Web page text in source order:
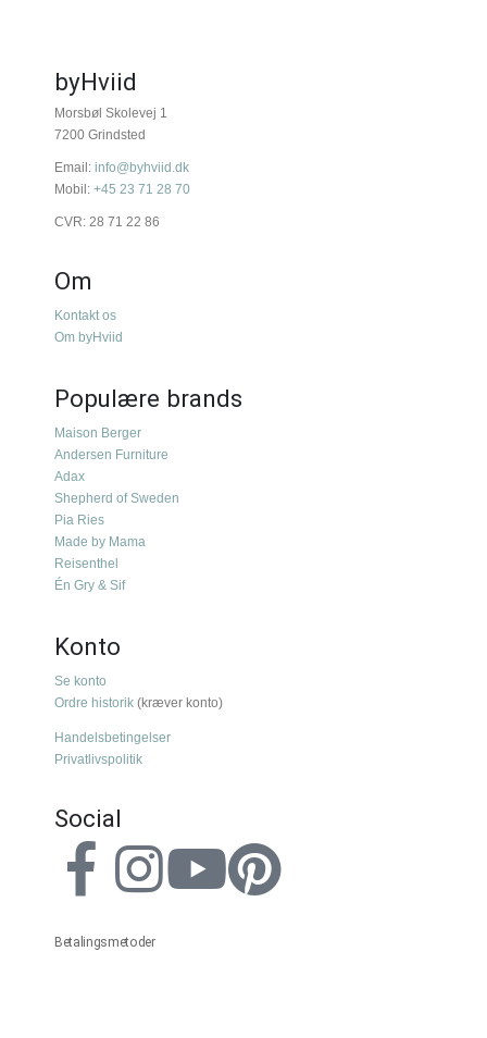
byHviid
Morsbøl Skolevej 1
7200 Grindsted
Email: info@byhviid.dk
Mobil: +45 23 71 28 70
CVR: 28 71 22 86
Om
Kontakt os
Om byHviid
Populære brands
Maison Berger
Andersen Furniture
Adax
Shepherd of Sweden
Pia Ries
Made by Mama
Reisenthel
Én Gry & Sif
Konto
Se konto
Ordre historik (kræver konto)
Handelsbetingelser
Privatlivspolitik
Social
Betalingsmetoder